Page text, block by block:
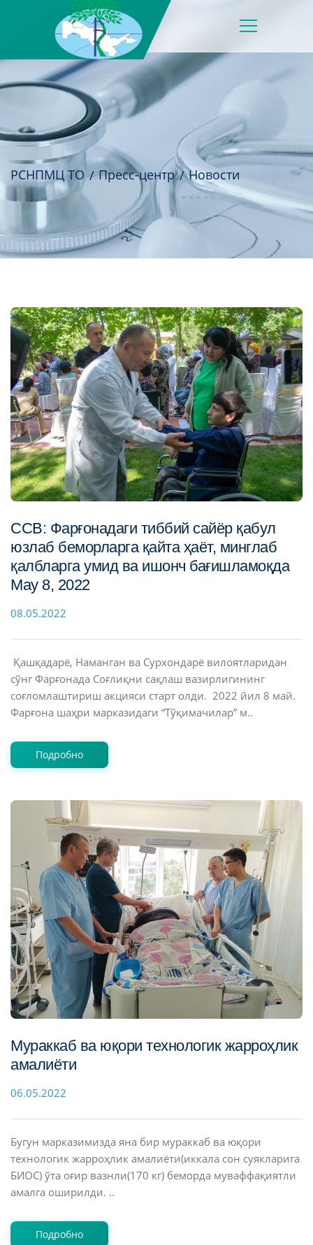
РСНПМЦ ТО Пресс-центр Новости
ССВ: Фарғонадаги тиббий сайёр қабул
юзлаб беморларга қайта ҳаёт, минглаб
қалбларга умид ва ишонч бағишламоқда
May 8, 2022
08.05.2022
Қашқадарё, Наманган ва Сурхондарё вилоятларидан
сўнг Фарғонада Соғлиқни сақлаш вазирлигининг
соғломлаштириш акцияси старт олди. 2022 йил 8 май.
Фарғона шаҳри марказидаги “Тўқимачилар” м..
Подробно
Мураккаб ва юқори технологик жарроҳлик
амалиёти
06.05.2022
Бугун марказимизда яна бир мураккаб ва юқори
технологик жарроҳлик амалиёти(иккала сон суякларига
БИОС) ўта оғир вазнли(170 кг) беморда муваффақиятли
амалга оширилди. ..
Подробно